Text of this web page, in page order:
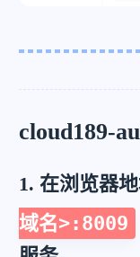
cloud189-
1. 在浏览器地
域名>:8009